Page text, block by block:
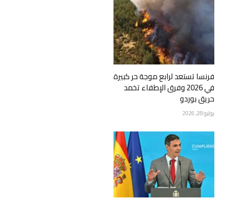
فرنسا تستعد لرابع موجة حر كبيرة
في 2026 وفرق الإطفاء تخمد
حريق بوردو
يوليو 28, 2026